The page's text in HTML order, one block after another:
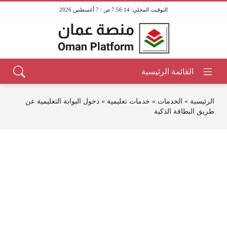
7:56:14 ص / 7 أغسطس 2026
الرئيسية » الخدمات » خدمات تعليمية » دخول البوابة التعليمية عن
طريق البطاقة الذكية